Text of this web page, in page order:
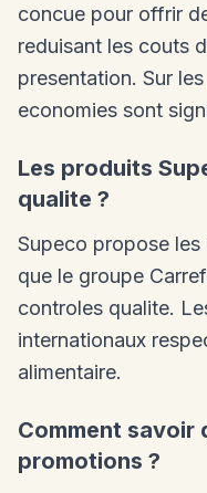
concue pour offrir
reduisant les couts
presentation. Sur
economies sont
Les produits
qualite ?
Supeco propose les
que le groupe
controles qualite.
internationaux
alimentaire.
Comment savoir
promotions ?